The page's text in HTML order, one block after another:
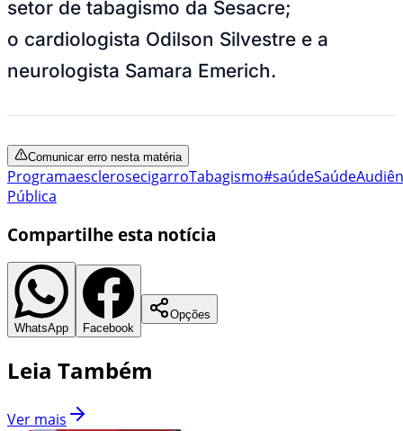
setor de tabagismo da Sesacre;
o cardiologista Odilson Silvestre e a
neurologista Samara Emerich.
Comunicar erro nesta matéria
ProgramaesclerosecigarroTabagismo#saúdeSaúde
Pública
Compartilhe esta notícia
WhatsApp Facebook
Opções
Leia Também
Ver mais